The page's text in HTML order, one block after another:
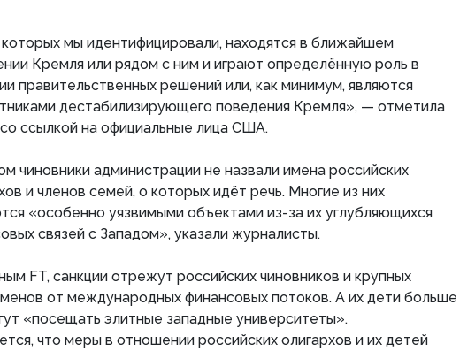
мы идентифицировали, находятся в ближайшем
Кремля или рядом с ним и играют определённую роль в
правительственных решений или, как минимум, являются
дестабилизирующего поведения Кремля», — отметила
со ссылкой на официальные лица США.
чиновники администрации не назвали имена российских
и членов семей, о которых идёт речь. Многие из них
«особенно уязвимыми объектами из-за их углубляющихся
связей с Западом», указали журналисты.
FT, санкции отрежут российских чиновников и крупных
от международных финансовых потоков. А их дети больше
«посещать элитные западные университеты».
что меры в отношении российских олигархов и их детей